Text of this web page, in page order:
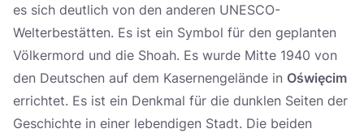
es sich deutlich von den anderen UNESCO-
Welterbestätten. Es ist ein Symbol für den geplanten
Völkermord und die Shoah. Es wurde Mitte 1940 von
den Deutschen auf dem Kasernengelände in Oświęcim
errichtet. Es ist ein Denkmal für die dunklen Seiten der
Geschichte in einer lebendigen Stadt. Die beiden